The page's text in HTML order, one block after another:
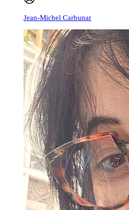
Jean-Michel Carbunar